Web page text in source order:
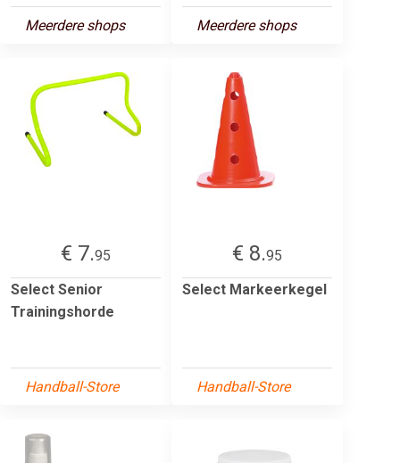
Meerdere shops Meerdere shops
€ 7.95
Select Senior
Trainingshorde
Handball-Store
€ 8.95
Select Markeerkegel
Handball-Store